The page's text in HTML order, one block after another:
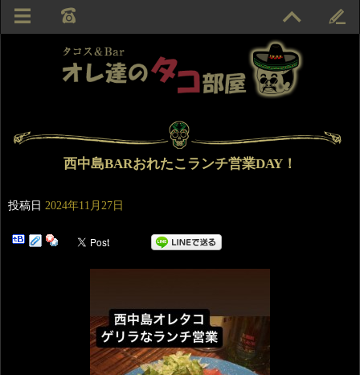
西中島BARおれたこランチ営業DAY！
投稿日 2024年11月27日